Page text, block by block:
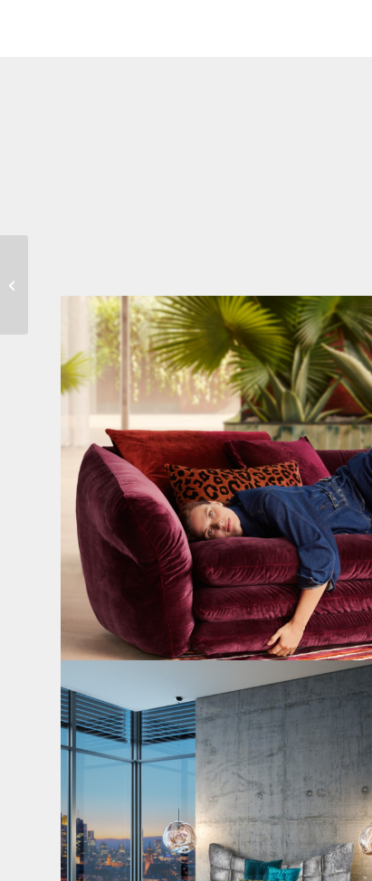
Den Kopf anlehnen. Die Gedanken auf Reisen...
55 0
Cloud 7 – nicht nur zum Sitzen, sondern auch zum
146 3